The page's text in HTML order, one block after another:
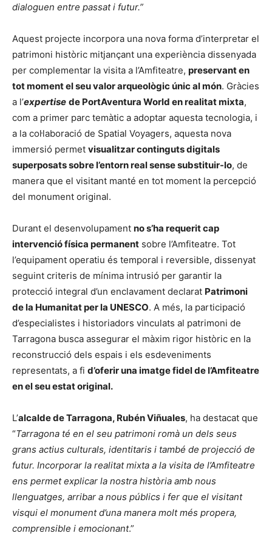
dialoguen entre passat i futur.”
Aquest projecte incorpora una nova forma d’interpretar el
patrimoni històric mitjançant una experiència dissenyada
per complementar la visita a l’Amfiteatre, preservant en
tot moment el seu valor arqueològic únic al món. Gràcies
a l’expertise de PortAventura World en realitat mixta,
com a primer parc temàtic a adoptar aquesta tecnologia, i
a la col·laboració de Spatial Voyagers, aquesta nova
immersió permet visualitzar continguts digitals
superposats sobre l’entorn real sense substituir-lo, de
manera que el visitant manté en tot moment la percepció
del monument original.
Durant el desenvolupament no s’ha requerit cap
intervenció física permanent sobre l’Amfiteatre. Tot
l’equipament operatiu és temporal i reversible, dissenyat
seguint criteris de mínima intrusió per garantir la
protecció integral d’un enclavament declarat Patrimoni
de la Humanitat per la UNESCO. A més, la participació
d’especialistes i historiadors vinculats al patrimoni de
Tarragona busca assegurar el màxim rigor històric en la
reconstrucció dels espais i els esdeveniments
representats, a fi d’oferir una imatge fidel de l’Amfiteatre
en el seu estat original.
L’alcalde de Tarragona, Rubén Viñuales, ha destacat que
“Tarragona té en el seu patrimoni romà un dels seus
grans actius culturals, identitaris i també de projecció de
futur. Incorporar la realitat mixta a la visita de l’Amfiteatre
ens permet explicar la nostra història amb nous
llenguatges, arribar a nous públics i fer que el visitant
visqui el monument d’una manera molt més propera,
comprensible i emocionant.”